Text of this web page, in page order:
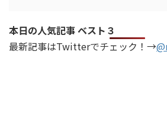
本日の人気記事 ベスト３
最新記事はTwitterでチェック！→